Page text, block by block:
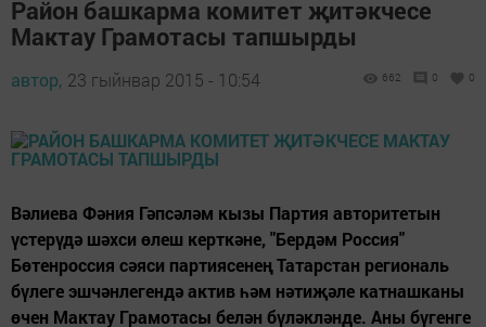
Район башкарма комитет җитәкчесе
Мактау Грамотасы тапшырды
автор, 23 гыйнвар 2015 - 10:54 662 0 0
Вәлиева Фәния Гәпсәләм кызы Партия авторитетын
үстерүдә шәхси өлеш керткәне, "Бердәм Россия"
Бөтенроссия сәяси партиясенең Татарстан региональ
бүлеге эшчәнлегендә актив һәм нәтиҗәле катнашканы
өчен Мактау Грамотасы белән бүләкләнде. Аны бүгенге